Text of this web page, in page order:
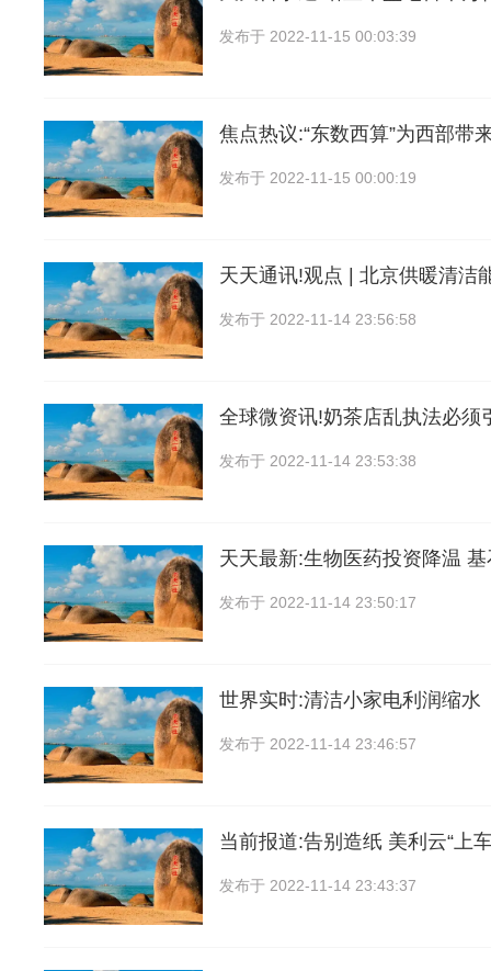
发布于 2022-11-15 00:03:39
焦点热议:“东数西算”为西部带
发布于 2022-11-15 00:00:19
天天通讯!观点 | 北京供暖清洁
发布于 2022-11-14 23:56:58
全球微资讯!奶茶店乱执法必须
发布于 2022-11-14 23:53:38
天天最新:生物医药投资降温
发布于 2022-11-14 23:50:17
世界实时:清洁小家电利润缩水
发布于 2022-11-14 23:46:57
当前报道:告别造纸 美利云“上
发布于 2022-11-14 23:43:37